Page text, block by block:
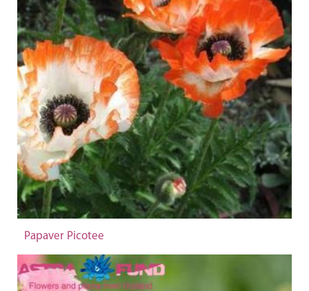
Papaver Picotee